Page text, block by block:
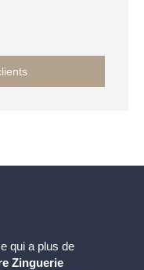
qui a plus de
Zinguerie